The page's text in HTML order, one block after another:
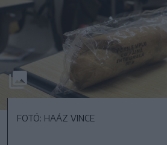
FOTÓ: HAÁZ VINCE